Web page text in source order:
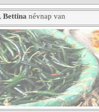
Bettina névnap van